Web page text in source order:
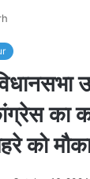
का
को